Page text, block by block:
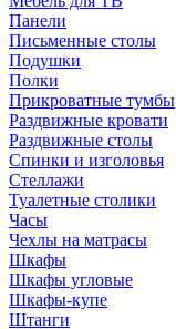
Панели
Письменные столы
Подушки
Полки
Прикроватные тумбы
Раздвижные кровати
Раздвижные столы
Спинки и изголовья
Стеллажи
Туалетные столики
Часы
Чехлы на матрасы
Шкафы
Шкафы угловые
Шкафы-купе
Штанги